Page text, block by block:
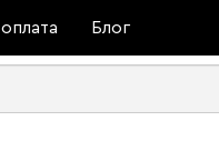
Блог